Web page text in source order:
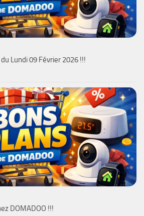
Lundi 09 Février 2026 !!!
DOMADOO !!!